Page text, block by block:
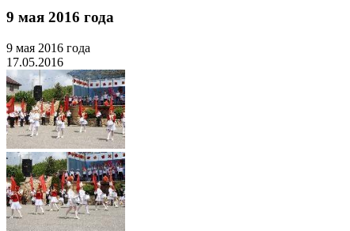
9 мая 2016 года
9 мая 2016 года
17.05.2016